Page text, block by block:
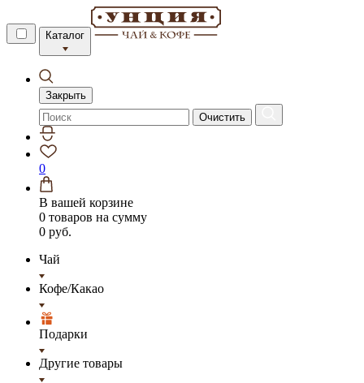
Каталог
Закрыть
Очистить
0
В вашей корзине
0 товаров на сумму
0 руб.
Чай
Кофе/Какао
Подарки
Другие товары